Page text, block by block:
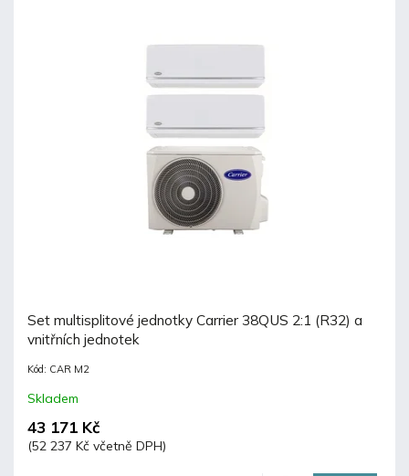
Set multisplitové jednotky Carrier 38QUS 2:1 (R32) a
vnitřních jednotek
Skladem
Kód: CAR M2
43 171 Kč
(52 237 Kč včetně DPH)